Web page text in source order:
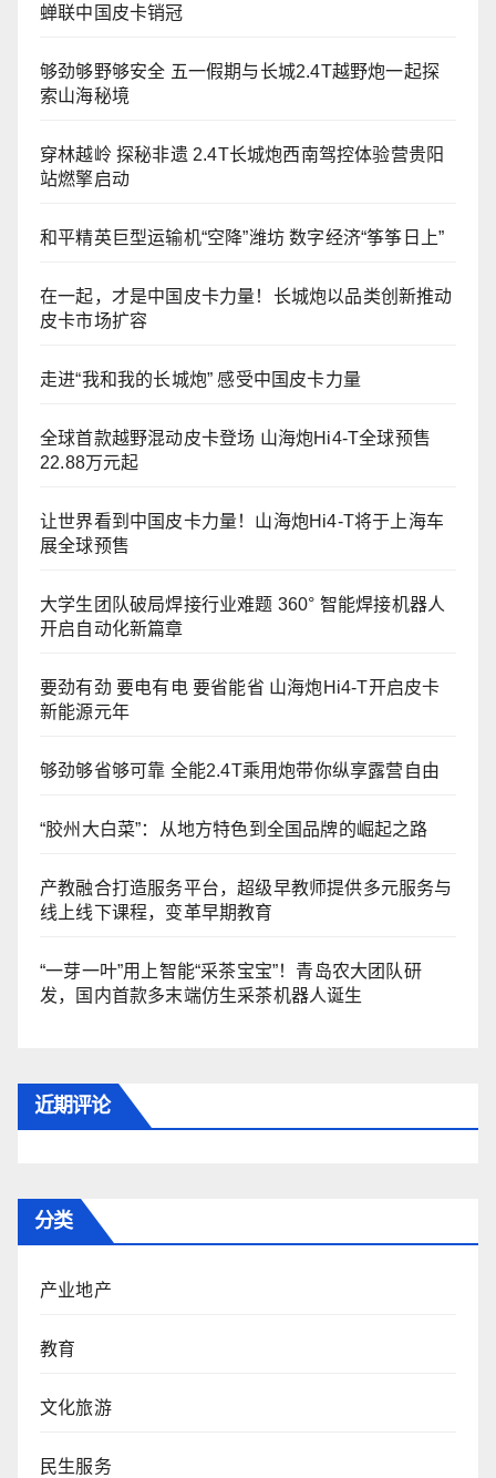
蝉联中国皮卡销冠
够劲够野够安全 五一假期与长城2.4T越野炮一起探
索山海秘境
穿林越岭 探秘非遗 2.4T长城炮西南驾控体验营贵阳
站燃擎启动
和平精英巨型运输机“空降”潍坊 数字经济“筝筝日上”
在一起，才是中国皮卡力量！长城炮以品类创新推动
皮卡市场扩容
走进“我和我的长城炮” 感受中国皮卡力量
全球首款越野混动皮卡登场 山海炮Hi4-T全球预售
22.88万元起
让世界看到中国皮卡力量！山海炮Hi4-T将于上海车
展全球预售
大学生团队破局焊接行业难题 360° 智能焊接机器人
开启自动化新篇章
要劲有劲 要电有电 要省能省 山海炮Hi4-T开启皮卡
新能源元年
够劲够省够可靠 全能2.4T乘用炮带你纵享露营自由
“胶州大白菜”：从地方特色到全国品牌的崛起之路
产教融合打造服务平台，超级早教师提供多元服务与
线上线下课程，变革早期教育
“一芽一叶”用上智能“采茶宝宝”！青岛农大团队研
发，国内首款多末端仿生采茶机器人诞生
近期评论
分类
产业地产
教育
文化旅游
民生服务